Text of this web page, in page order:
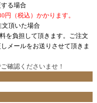
る場合
円（税込）かかります。
文頂いた場合
を負担して頂きます。ご注文
メールをお送りさせて頂きま
確認 くださいませ！